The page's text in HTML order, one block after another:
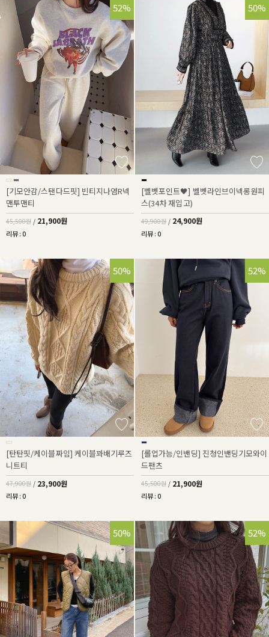
52%
[기모안감/스탠다드핏] 빈티지나염R넥
맨투맨티
45,500원 / 21,900원
리뷰 : 0
50%
[벨벳포인트🖤] 벨벳라인브이넥롱원피
스(34차 재입고)
49,900원 / 24,900원
리뷰 : 0
50%
[탄탄핏/케이블짜임] 케이블꽈배기루즈
니트티
47,900원 / 23,900원
리뷰 : 0
52%
[롤업가능/인밴딩] 진청인밴딩기모와이
드팬츠
45,500원 / 21,900원
리뷰 : 0
50% 52%